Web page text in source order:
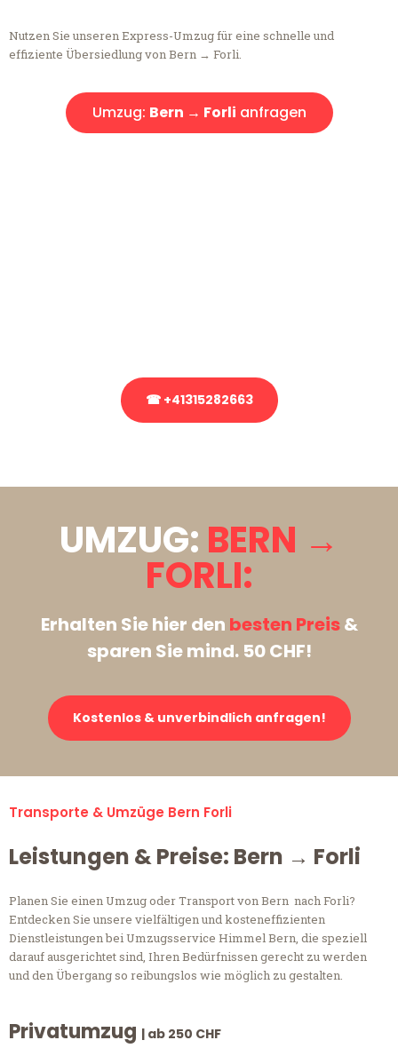
Nutzen Sie unseren Express-Umzug für eine schnelle und
effiziente Übersiedlung von Bern → Forli.
Umzug: Bern → Forli anfragen
☎ +41315282663
UMZUG: BERN →
FORLI:
Erhalten Sie hier den besten Preis&
sparen Sie mind. 50 CHF!
Kostenlos & unverbindlich anfragen!
Transporte & Umzüge Bern Forli
Leistungen & Preise: Bern → Forli
Planen Sie einen Umzug oder Transport von Bern nach Forli?
Entdecken Sie unsere vielfältigen und kosteneffizienten
Dienstleistungen bei Umzugsservice Himmel Bern, die speziell
darauf ausgerichtet sind, Ihren Bedürfnissen gerecht zu werden
und den Übergang so reibungslos wie möglich zu gestalten.
Privatumzug | ab 250 CHF